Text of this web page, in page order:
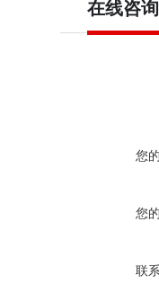
在线咨询
您
您
联